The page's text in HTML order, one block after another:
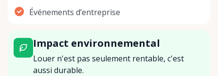
Événements d’entreprise
Impact environnemental
Louer n'est pas seulement rentable, c'est
aussi durable.